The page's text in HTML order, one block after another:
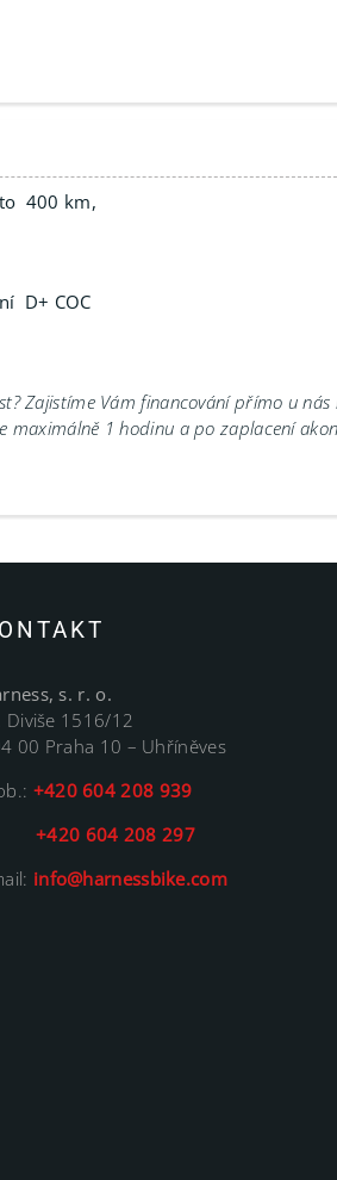
400 km,
D+ COC
Zajistíme Vám financování přímo u nás
maximálně 1 hodinu a po zaplacení
s. r. o.
Diviše 1516/12
00 Praha 10 – Uhříněves
+420 604 208 939
604 208 297
info@harnessbike.com